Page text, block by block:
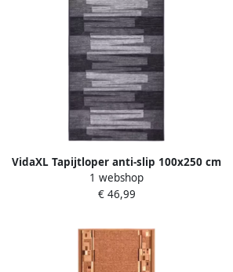
VidaXL Tapijtloper anti-slip 100x250 cm
antracietkleurig
1 webshop
€ 46,99